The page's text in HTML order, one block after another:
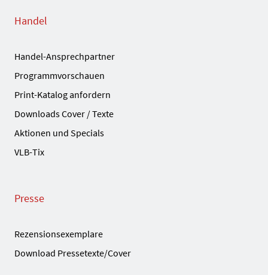
Handel
Handel-Ansprechpartner
Programmvorschauen
Print-Katalog anfordern
Downloads Cover / Texte
Aktionen und Specials
VLB-Tix
Presse
Rezensionsexemplare
Download Pressetexte/Cover